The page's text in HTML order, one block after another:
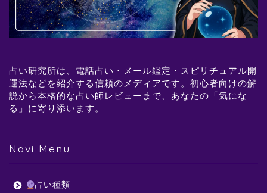
占い研究所は、電話占い・メール鑑定・スピリチュアル開
運法などを紹介する信頼のメディアです。初心者向けの解
説から本格的な占い師レビューまで、あなたの「気にな
る」に寄り添います。
Navi Menu
占い種類